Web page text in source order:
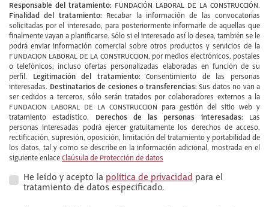
Responsable del tratamiento: FUNDACIÓN LABORAL DE LA CONSTRUCCIÓN.
Finalidad del tratamiento: Recabar la información de las convocatorias
solicitadas por el interesado, para posteriormente informarle de aquellas que
finalmente vayan a planificarse. Sólo si el interesado así lo desea, también se le
podrá enviar información comercial sobre otros productos y servicios de la
FUNDACION LABORAL DE LA CONSTRUCCION, por medios electrónicos, postales
o telefónicos; incluso ofertas personalizadas elaboradas en función de su
perfil.
Legitimación del tratamiento: Consentimiento de las personas
interesadas. Destinatarios de cesiones o transferencias: Sus datos no van a
ser cedidos a terceros, sólo serán tratados por colaboradores externos a la
FUNDACION LABORAL DE LA CONSTRUCCION para gestión del sitio web y
tratamiento estadístico.
Derechos de las personas interesadas: Las
personas interesadas podrá ejercer gratuitamente los derechos de acceso,
rectificación, supresión, oposición, limitación del tratamiento y portabilidad de
los datos, tal y como se describe en la información adicional, mostrada en el
siguiente enlace Claúsula de Protección de datos
He leído y acepto la política de privacidad para el
tratamiento de datos especificado.